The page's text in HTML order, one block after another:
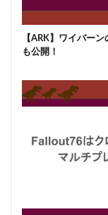
【ARK】ワイバー
も公開！